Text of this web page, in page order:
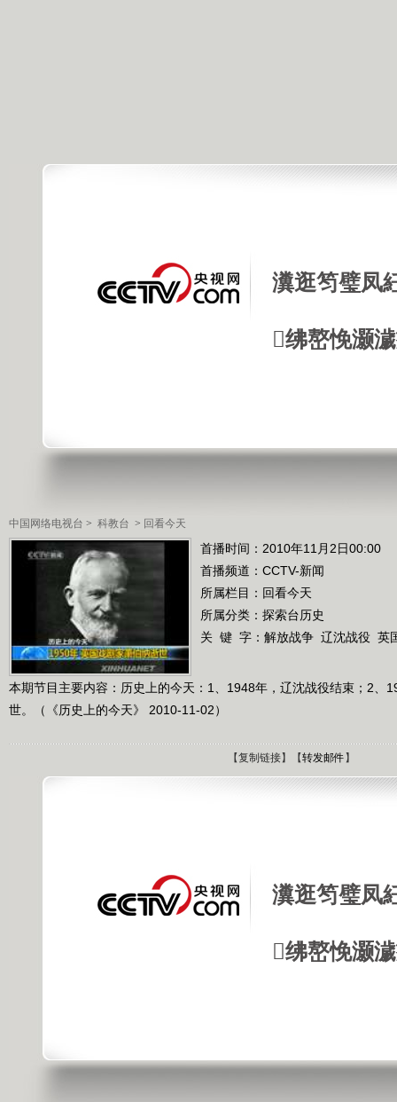
瀵逛笉璧凤
绋嶅悗灏
中国网络电视台 > 科教台 > 回看今天
首播时间：2010年11月2日00:00
首播频道： CCTV-新闻
所属栏目： 回看今天
所属分类：探索台历史
关 键 字： 解放战争 辽沈战役 英
本期节目主要内容：历史上的今天：1、1948年，辽沈战役结束；2、
世。（《历史上的今天》 2010-11-02）
【复制链接】【转发邮件 】
瀵逛笉璧凤
绋嶅悗灏